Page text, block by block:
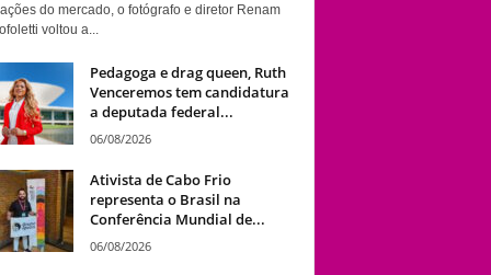
do mercado, o fotógrafo e diretor Renam
voltou a...
Pedagoga e drag queen, Ruth
Venceremos tem candidatura
a deputada federal...
06/08/2026
Ativista de Cabo Frio
representa o Brasil na
Conferência Mundial de...
06/08/2026